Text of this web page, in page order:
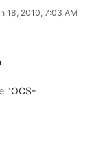
18, 2010, 7:03 AM
"OCS-